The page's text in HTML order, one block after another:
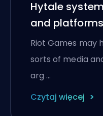
Hytale
and platforms
Riot Games may
sorts of media
arg …
Czytaj więcej